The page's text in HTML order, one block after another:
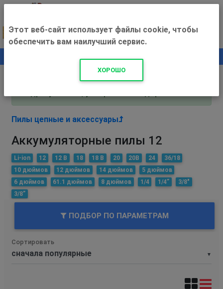
+500 ₽
Внимание! С 3 августа магазин работает по
Пилы цепные и аксессуары
Аккумуляторные пилы 12
Li-ion 12 12 В 18 18 В 20 20В 24
36/18
10 дюймов
12 дюймов 14 дюймов
5 дюймов
6 дюймов
61.1 дюймов 8 дюймов 1/4 1/4”
3/8"
3/8”
ПОДБОР ПО ПАРАМЕТРАМ
▼
Сортировать
Этот веб-сайт использует файлы cookie, чтобы
обеспечить вам наилучший сервис.
ХОРОШО